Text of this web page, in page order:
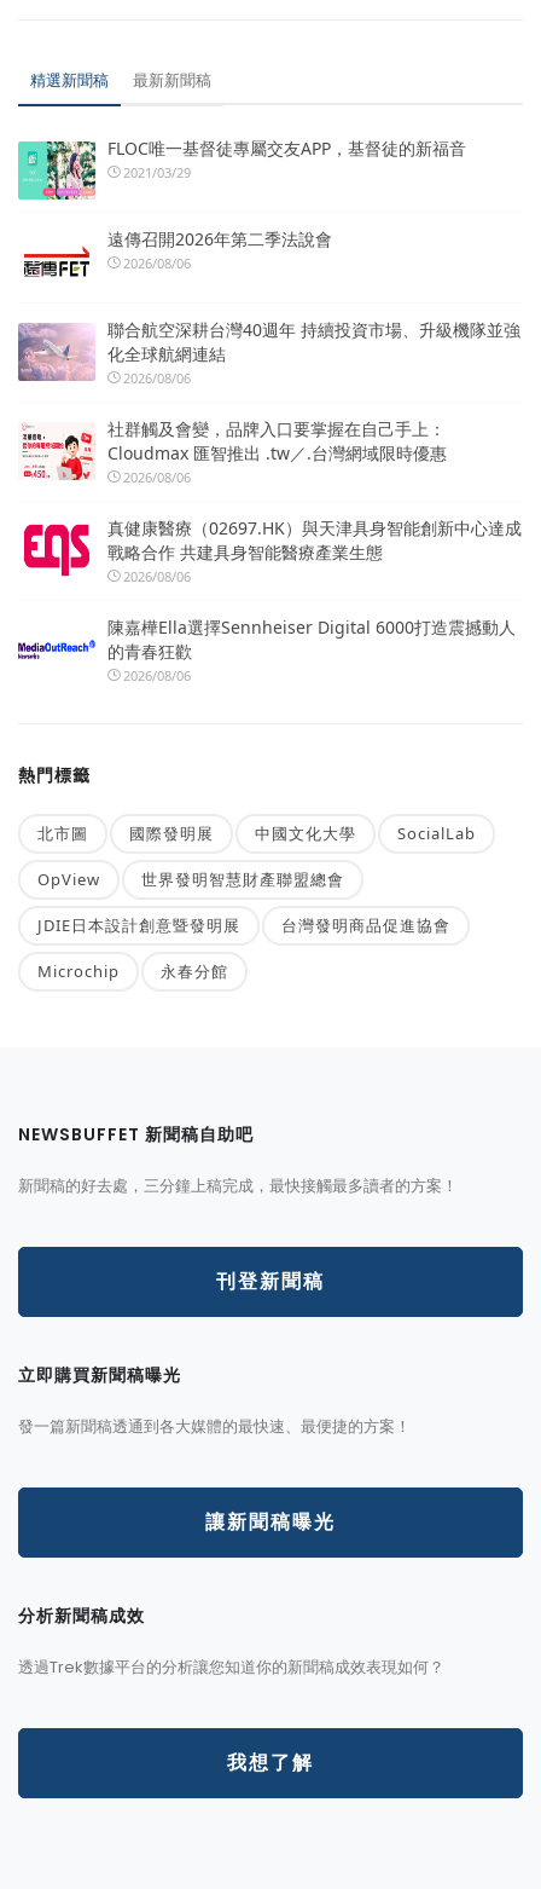
精選新聞稿 最新新聞稿
FLOC唯一基督徒專屬交友APP，基督徒的新福音
2021/03/29
遠傳召開2026年第二季法說會
2026/08/06
聯合航空深耕台灣40週年 持續投資市場、升級機隊並強
化全球航網連結
2026/08/06
社群觸及會變，品牌入口要掌握在自己手上：
Cloudmax 匯智推出 .tw／.台灣網域限時優惠
2026/08/06
真健康醫療（02697.HK）與天津具身智能創新中心達成
戰略合作 共建具身智能醫療產業生態
2026/08/06
陳嘉樺Ella選擇Sennheiser Digital 6000打造震撼動人
的青春狂歡
2026/08/06
熱門標籤
北市圖 國際發明展 中國文化大學 SocialLab
OpView 世界發明智慧財產聯盟總會
JDIE日本設計創意暨發明展 台灣發明商品促進協會
Microchip 永春分館
NEWSBUFFET 新聞稿自助吧
新聞稿的好去處，三分鐘上稿完成，最快接觸最多讀者的方案！
刊登新聞稿
立即購買新聞稿曝光
發一篇新聞稿透通到各大媒體的最快速、最便捷的方案！
讓新聞稿曝光
分析新聞稿成效
透過Trek數據平台的分析讓您知道你的新聞稿成效表現如何？
我想了解